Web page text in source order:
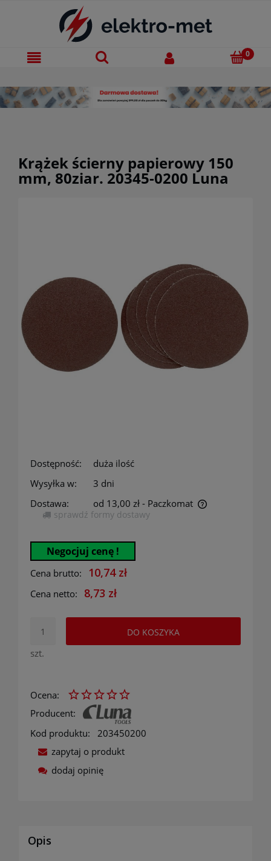
Krążek ścierny papierowy 150
mm, 80ziar. 20345-0200 Luna
Dostępność:
duża ilość
Wysyłka w:
3 dni
Dostawa:
od 13,00 zł - Paczkomat
Cena nie zawiera ewentualnych kosztów płatności
sprawdź formy dostawy
Negocjuj cenę !
Cena brutto: 10,74 zł
Cena netto: 8,73 zł
szt.
DO KOSZYKA
Ocena:
Producent:
Kod produktu:
203450200
zapytaj o produkt
dodaj opinię
Opis